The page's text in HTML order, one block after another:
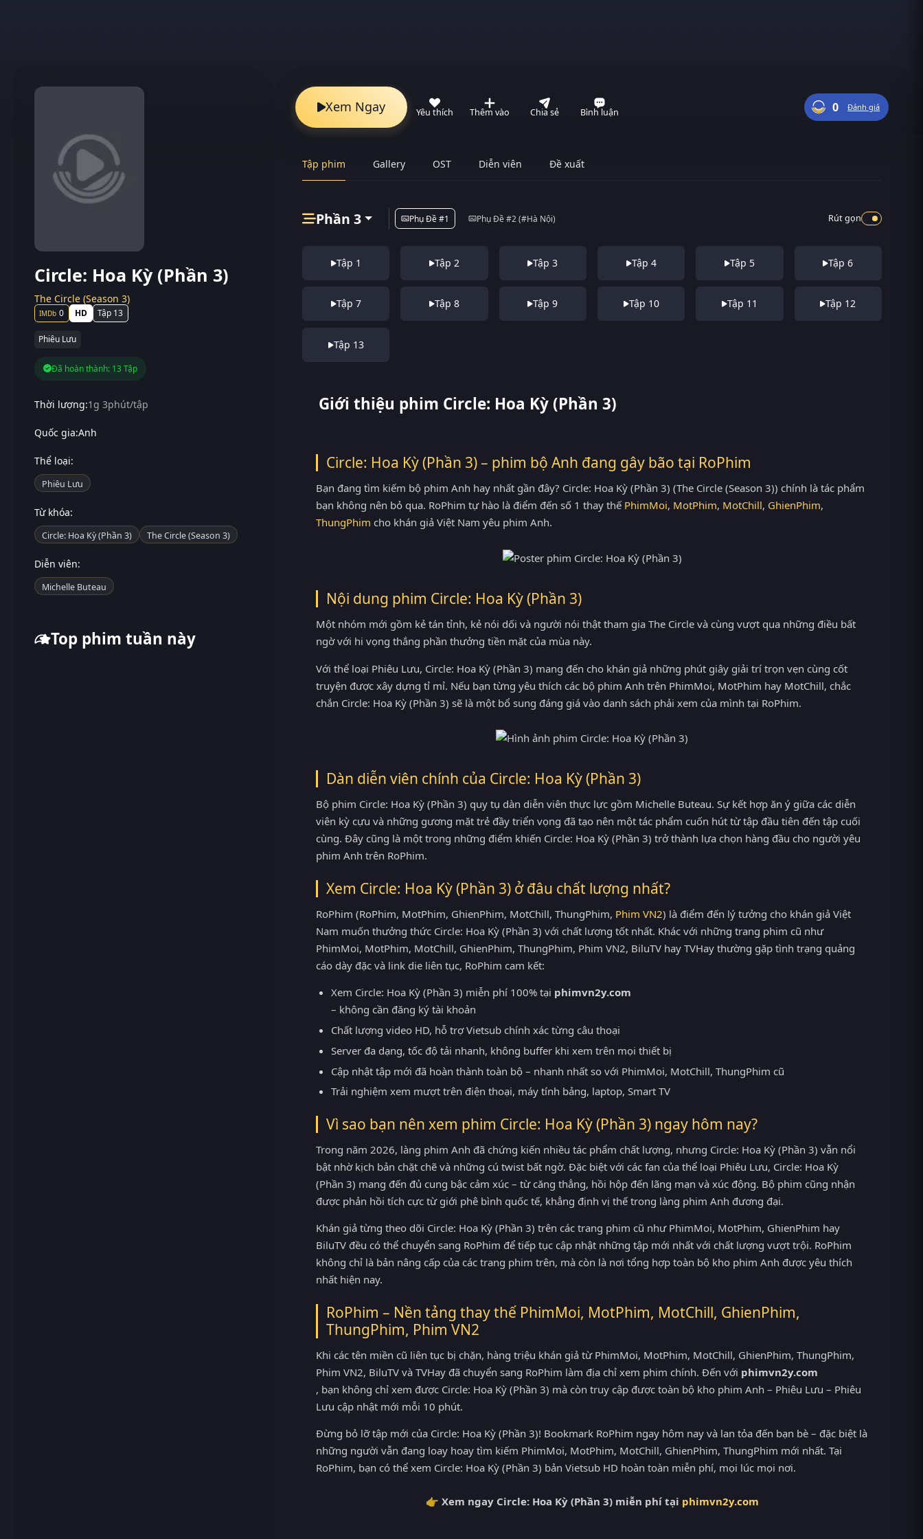
Circle: Hoa Kỳ (Phần 3)
The Circle (Season 3)
0 HD Tập 13
Phiêu Lưu
Đã hoàn thành: 13 Tập
Thời lượng:1g 3phút/tập
Quốc gia:Anh
Thể loại:
Phiêu Lưu
Từ khóa:
Circle: Hoa Kỳ (Phần 3) The Circle (Season 3)
Diễn viên:
Michelle Buteau
Top phim tuần này
Xem Ngay Yêu thích Thêm vào Chia sẻ Bình luận 0 Đánh giá
Tập phim Gallery OST Diễn viên Đề xuất
Phần 3 Phụ Đề #1 Phụ Đề #2 (#Hà Nội) Rút gọn
Tập 1 Tập 2 Tập 3 Tập 4 Tập 5 Tập 6
Tập 7 Tập 8 Tập 9 Tập 10 Tập 11 Tập 12
Tập 13
Giới thiệu phim Circle: Hoa Kỳ (Phần 3)
Circle: Hoa Kỳ (Phần 3) – phim bộ Anh đang gây bão tại RoPhim
Bạn đang tìm kiếm bộ phim Anh hay nhất gần đây? Circle: Hoa Kỳ (Phần 3) (The Circle (Season 3)) chính là tác phẩm
bạn không nên bỏ qua. RoPhim tự hào là điểm đến số 1 thay thế PhimMoi, MotPhim, MotChill, GhienPhim,
ThungPhim cho khán giả Việt Nam yêu phim Anh.
Nội dung phim Circle: Hoa Kỳ (Phần 3)
Một nhóm mới gồm kẻ tán tỉnh, kẻ nói dối và người nói thật tham gia The Circle và cùng vượt qua những điều bất
ngờ với hi vọng thắng phần thưởng tiền mặt của mùa này.
Với thể loại Phiêu Lưu, Circle: Hoa Kỳ (Phần 3) mang đến cho khán giả những phút giây giải trí trọn vẹn cùng cốt
truyện được xây dựng tỉ mỉ. Nếu bạn từng yêu thích các bộ phim Anh trên PhimMoi, MotPhim hay MotChill, chắc
chắn Circle: Hoa Kỳ (Phần 3) sẽ là một bổ sung đáng giá vào danh sách phải xem của mình tại RoPhim.
Dàn diễn viên chính của Circle: Hoa Kỳ (Phần 3)
Bộ phim Circle: Hoa Kỳ (Phần 3) quy tụ dàn diễn viên thực lực gồm Michelle Buteau. Sự kết hợp ăn ý giữa các diễn
viên kỳ cựu và những gương mặt trẻ đầy triển vọng đã tạo nên một tác phẩm cuốn hút từ tập đầu tiên đến tập cuối
cùng. Đây cũng là một trong những điểm khiến Circle: Hoa Kỳ (Phần 3) trở thành lựa chọn hàng đầu cho người yêu
phim Anh trên RoPhim.
Xem Circle: Hoa Kỳ (Phần 3) ở đâu chất lượng nhất?
RoPhim (RoPhim, MotPhim, GhienPhim, MotChill, ThungPhim, Phim VN2) là điểm đến lý tưởng cho khán giả Việt
Nam muốn thưởng thức Circle: Hoa Kỳ (Phần 3) với chất lượng tốt nhất. Khác với những trang phim cũ như
PhimMoi, MotPhim, MotChill, GhienPhim, ThungPhim, Phim VN2, BiluTV hay TVHay thường gặp tình trạng quảng
cáo dày đặc và link die liên tục, RoPhim cam kết:
Xem Circle: Hoa Kỳ (Phần 3) miễn phí 100% tại phimvn2y.com
– không cần đăng ký tài khoản
Chất lượng video HD, hỗ trợ Vietsub chính xác từng câu thoại
Server đa dạng, tốc độ tải nhanh, không buffer khi xem trên mọi thiết bị
Cập nhật tập mới đã hoàn thành toàn bộ – nhanh nhất so với PhimMoi, MotChill, ThungPhim cũ
Trải nghiệm xem mượt trên điện thoại, máy tính bảng, laptop, Smart TV
Vì sao bạn nên xem phim Circle: Hoa Kỳ (Phần 3) ngay hôm nay?
Trong năm 2026, làng phim Anh đã chứng kiến nhiều tác phẩm chất lượng, nhưng Circle: Hoa Kỳ (Phần 3) vẫn nổi
bật nhờ kịch bản chặt chẽ và những cú twist bất ngờ. Đặc biệt với các fan của thể loại Phiêu Lưu, Circle: Hoa Kỳ
(Phần 3) mang đến đủ cung bậc cảm xúc – từ căng thẳng, hồi hộp đến lãng mạn và xúc động. Bộ phim cũng nhận
được phản hồi tích cực từ giới phê bình quốc tế, khẳng định vị thế trong làng phim Anh đương đại.
Khán giả từng theo dõi Circle: Hoa Kỳ (Phần 3) trên các trang phim cũ như PhimMoi, MotPhim, GhienPhim hay
BiluTV đều có thể chuyển sang RoPhim để tiếp tục cập nhật những tập mới nhất với chất lượng vượt trội. RoPhim
không chỉ là bản nâng cấp của các trang phim trên, mà còn là nơi tổng hợp toàn bộ kho phim Anh được yêu thích
nhất hiện nay.
RoPhim – Nền tảng thay thế PhimMoi, MotPhim, MotChill, GhienPhim,
ThungPhim, Phim VN2
Khi các tên miền cũ liên tục bị chặn, hàng triệu khán giả từ PhimMoi, MotPhim, MotChill, GhienPhim, ThungPhim,
Phim VN2, BiluTV và TVHay đã chuyển sang RoPhim làm địa chỉ xem phim chính. Đến với phimvn2y.com
, bạn không chỉ xem được Circle: Hoa Kỳ (Phần 3) mà còn truy cập được toàn bộ kho phim Anh – Phiêu Lưu – Phiêu
Lưu cập nhật mới mỗi 10 phút.
Đừng bỏ lỡ tập mới của Circle: Hoa Kỳ (Phần 3)! Bookmark RoPhim ngay hôm nay và lan tỏa đến bạn bè – đặc biệt là
những người vẫn đang loay hoay tìm kiếm PhimMoi, MotPhim, MotChill, GhienPhim, ThungPhim mới nhất. Tại
RoPhim, bạn có thể xem Circle: Hoa Kỳ (Phần 3) bản Vietsub HD hoàn toàn miễn phí, mọi lúc mọi nơi.
👉 Xem ngay Circle: Hoa Kỳ (Phần 3) miễn phí tại phimvn2y.com